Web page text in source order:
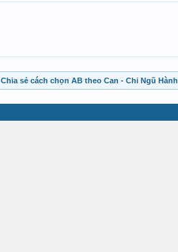
Chia sẻ cách chọn AB theo Can - Chi Ngũ Hành